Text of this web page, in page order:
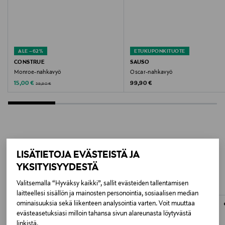
LISÄTIETOJA EVÄSTEISTÄ JA
YKSITYISYYDESTÄ
Valitsemalla “Hyväksy kaikki”, sallit evästeiden tallentamisen
laitteellesi sisällön ja mainosten personointia, sosiaalisen median
ominaisuuksia sekä liikenteen analysointia varten. Voit muuttaa
evästeasetuksiasi milloin tahansa sivun alareunasta löytyvästä
Valmistaja
Ralph Lauren Corporation
Valmistajan osoite
CustomerAssistance@RalphLauren.eu
Avainsanat
polo ralph lauren, vyö, nahkavyö, ralph lauren vyö
ALE –62%
CONSTRUE
Monroe-nahkavyö
Discounted Price
15,00 € Original Price
39,90 €
ETUKUPONKITUOTE
SAUSO
Oscar-nahkavyö
Original Price
99,90 €
LISÄÄ KIINNOSTAVIA
TUOTTEITA